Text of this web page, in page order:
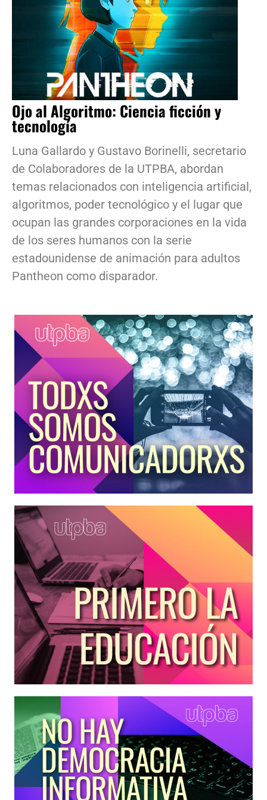
Ojo al Algoritmo: Ciencia ficción y
tecnología
Luna Gallardo y Gustavo Borinelli, secretario
de Colaboradores de la UTPBA, abordan
temas relacionados con inteligencia artificial,
algoritmos, poder tecnológico y el lugar que
ocupan las grandes corporaciones en la vida
de los seres humanos con la serie
estadounidense de animación para adultos
Pantheon como disparador.